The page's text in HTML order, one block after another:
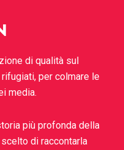
di qualità sul
per colmare le
media.
più profonda della
di raccontarla